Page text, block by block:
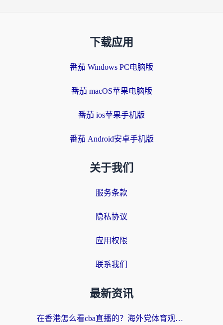
下载应用
番茄 Windows PC电脑版
番茄 macOS苹果电脑版
番茄 ios苹果手机版
番茄 Android安卓手机版
关于我们
服务条款
隐私协议
应用权限
联系我们
最新资讯
在香港怎么看cba直播的？海外党体育观赛终极指南：告别版权限制，畅享中文解说